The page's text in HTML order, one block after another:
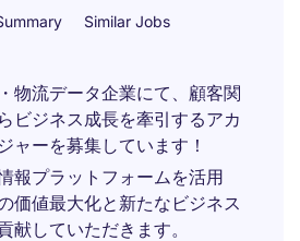
Similar Jobs
物流データ企業にて、顧客関
ビジネス成長を牽引するアカ
ャーを募集しています！
報プラットフォームを活用
価値最大化と新たなビジネス
献していただきます。